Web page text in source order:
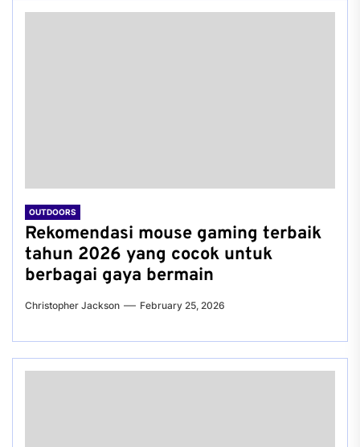
OUTDOORS
Rekomendasi mouse gaming terbaik
tahun 2026 yang cocok untuk
berbagai gaya bermain
Christopher Jackson February 25, 2026